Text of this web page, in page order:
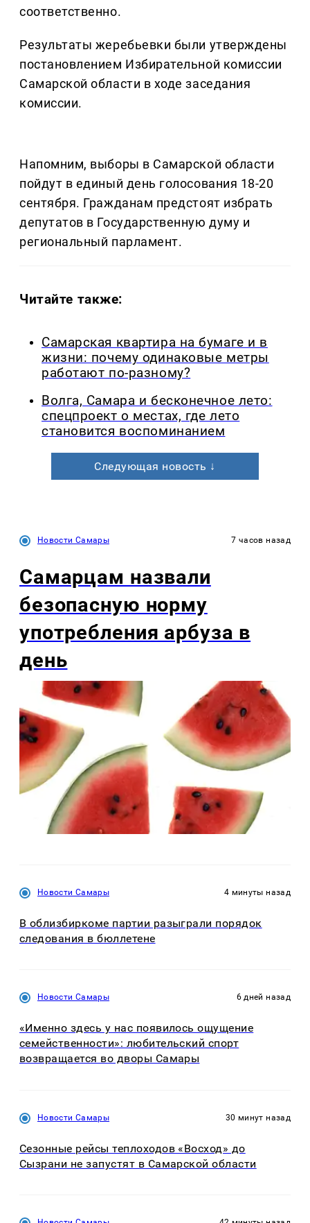
соответственно.
Результаты жеребьевки были утверждены
постановлением Избирательной комиссии
Самарской области в ходе заседания
комиссии.
Напомним, выборы в Самарской области
пойдут в единый день голосования 18-20
сентября. Гражданам предстоят избрать
депутатов в Государственную думу и
региональный парламент.
Читайте также:
Самарская квартира на бумаге и в
жизни: почему одинаковые метры
работают по-разному?
Волга, Самара и бесконечное лето:
спецпроект о местах, где лето
становится воспоминанием
Следующая новость ↓
Новости Самары 7 часов назад
Самарцам назвали
безопасную норму
употребления арбуза в
день
Новости Самары 4 минуты назад
В облизбиркоме партии разыграли порядок
следования в бюллетене
Новости Самары 6 дней назад
«Именно здесь у нас появилось ощущение
семейственности»: любительский спорт
возвращается во дворы Самары
Новости Самары 30 минут назад
Сезонные рейсы теплоходов «Восход» до
Сызрани не запустят в Самарской области